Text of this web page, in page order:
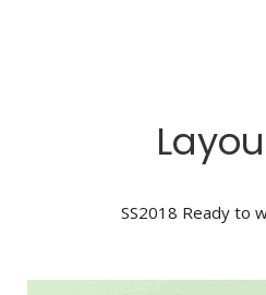
SS2018 Ready to